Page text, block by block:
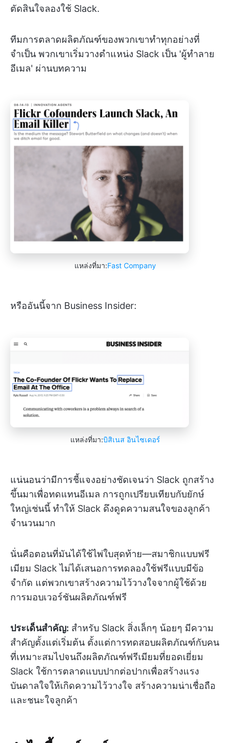
ตัดสินใจลองใช้ Slack.
ทีมการตลาดผลิตภัณฑ์ของพวกเขาทำทุกอย่างที่
จำเป็น พวกเขาเริ่มวางตำแหน่ง Slack เป็น 'ผู้ทำลาย
อีเมล' ผ่านบทความ
แหล่งที่มา:Fast Company
หรืออันนี้จาก Business Insider:
แหล่งที่มา:บิสิเนส อินไซเดอร์
แน่นอนว่ามีการชี้แจงอย่างชัดเจนว่า Slack ถูกสร้าง
ขึ้นมาเพื่อทดแทนอีเมล การถูกเปรียบเทียบกับยักษ์
ใหญ่เช่นนี้ ทำให้ Slack ดึงดูดความสนใจของลูกค้า
จำนวนมาก
นั่นคือตอนที่มันได้ใช้ไพ่ใบสุดท้าย—สมาชิกแบบฟรี
เมียม Slack ไม่ได้เสนอการทดลองใช้ฟรีแบบมีข้อ
จำกัด แต่พวกเขาสร้างความไว้วางใจจากผู้ใช้ด้วย
การมอบเวอร์ชันผลิตภัณฑ์ฟรี
ประเด็นสำคัญ: สำหรับ Slack สิ่งเล็กๆ น้อยๆ มีความ
สำคัญตั้งแต่เริ่มต้น ตั้งแต่การทดสอบผลิตภัณฑ์กับคน
ที่เหมาะสมไปจนถึงผลิตภัณฑ์ฟรีเมียมที่ยอดเยี่ยม
Slack ใช้การตลาดแบบปากต่อปากเพื่อสร้างแรง
บันดาลใจให้เกิดความไว้วางใจ สร้างความน่าเชื่อถือ
และชนะใจลูกค้า